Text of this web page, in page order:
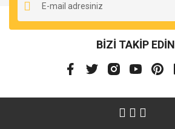
BİZİ TAKİP EDİN